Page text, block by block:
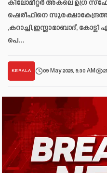
കിലോമീറ്റര്‍ അകലെ ഉഗ്ര
ഷെരീഫിനെ
,കറാച്ചി,ഇസ്ലാമാബാദ്,
പെ…
KERALA 09 May 2025, 5:30 AM